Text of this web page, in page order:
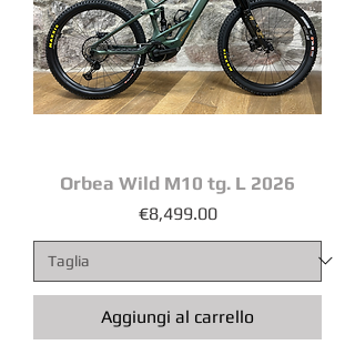
Orbea Wild M10 tg. L 2026
Prezzo
€8,499.00
Aggiungi al carrello